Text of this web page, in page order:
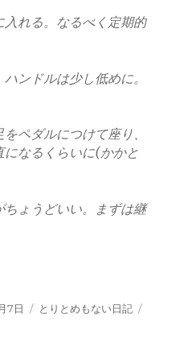
入れる。なるべく定期的
ンドルは少し低めに。
ペダルにつけて座り、
なるくらいに(かかと
ちょうどいい。まずは継
7日
カ
とりとめもない日記